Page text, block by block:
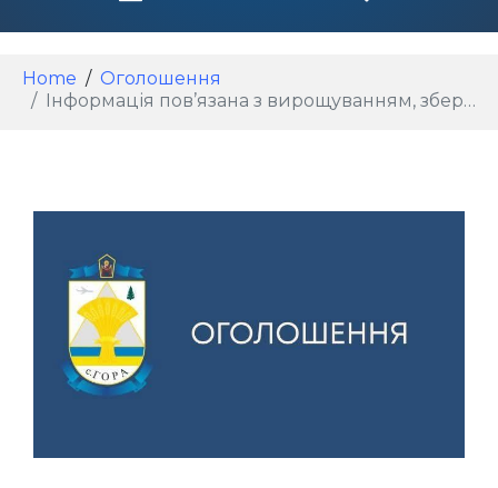
Home
Оголошення
Інформація пов’язана з вирощуванням, зберіганням, переробкою та реалізацією тютюну і тютюнової сировини.